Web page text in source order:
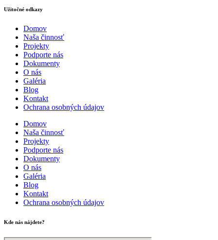
Užitočné odkazy
Domov
Naša činnosť
Projekty
Podporte nás
Dokumenty
O nás
Galéria
Blog
Kontakt
Ochrana osobných údajov
Domov
Naša činnosť
Projekty
Podporte nás
Dokumenty
O nás
Galéria
Blog
Kontakt
Ochrana osobných údajov
Kde nás nájdete?